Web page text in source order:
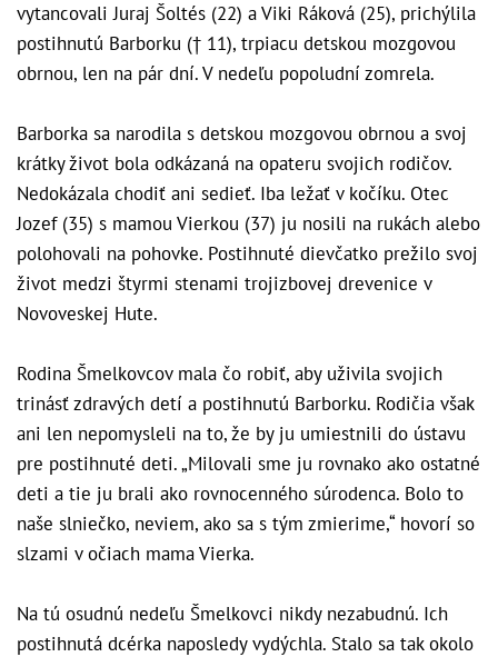
vytancovali Juraj Šoltés (22) a Viki Ráková (25), prichýlila
postihnutú Barborku († 11), trpiacu detskou mozgovou
obrnou, len na pár dní. V nedeľu popoludní zomrela.
Barborka sa narodila s detskou mozgovou obrnou a svoj
krátky život bola odkázaná na opateru svojich rodičov.
Nedokázala chodiť ani sedieť. Iba ležať v kočíku. Otec
Jozef (35) s mamou Vierkou (37) ju nosili na rukách alebo
polohovali na pohovke. Postihnuté dievčatko prežilo svoj
život medzi štyrmi stenami trojizbovej drevenice v
Novoveskej Hute.
Rodina Šmelkovcov mala čo robiť, aby uživila svojich
trinásť zdravých detí a postihnutú Barborku. Rodičia však
ani len nepomysleli na to, že by ju umiestnili do ústavu
pre postihnuté deti. „Milovali sme ju rovnako ako ostatné
deti a tie ju brali ako rovnocenného súrodenca. Bolo to
naše slniečko, neviem, ako sa s tým zmierime,“ hovorí so
slzami v očiach mama Vierka.
Na tú osudnú nedeľu Šmelkovci nikdy nezabudnú. Ich
postihnutá dcérka naposledy vydýchla. Stalo sa tak okolo